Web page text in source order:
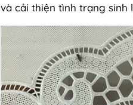
và cải thiện tình trạng sinh